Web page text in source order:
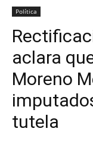
Política
aclara
Moreno
tutela